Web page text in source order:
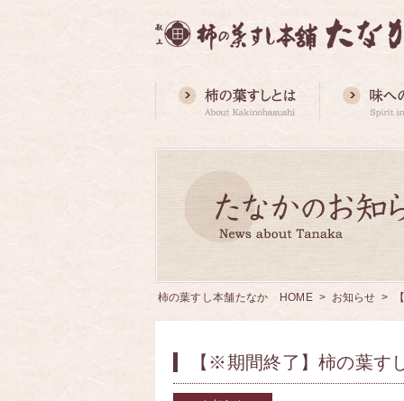
柿の葉すし本舗たなか HOME > お知らせ >
【※期間終了】柿の葉す